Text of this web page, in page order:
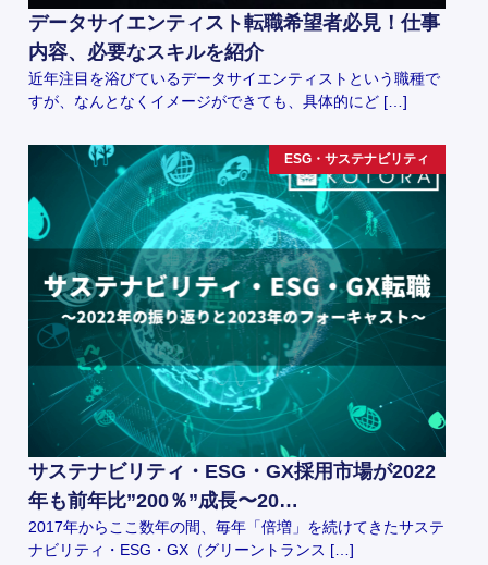
データサイエンティスト転職希望者必見！仕事
内容、必要なスキルを紹介
近年注目を浴びているデータサイエンティストという職種で
すが、なんとなくイメージができても、具体的にど […]
ESG・サステナビリティ
サステナビリティ・ESG・GX採用市場が2022
年も前年比”200％”成長〜20…
2017年からここ数年の間、毎年「倍増」を続けてきたサステ
ナビリティ・ESG・GX（グリーントランス […]